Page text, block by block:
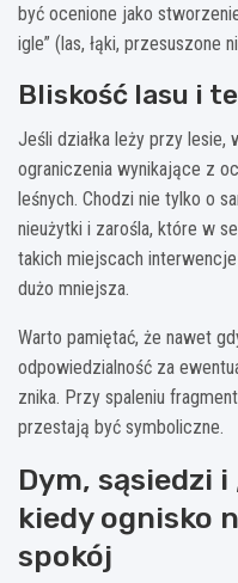
być ocenione jako
igle” (las, łąki, przesuszone
Bliskość lasu i
Jeśli działka leży przy
ograniczenia wynikające z
leśnych. Chodzi nie tylko o
nieużytki i zarośla, które w
takich miejscach
dużo mniejsza.
Warto pamiętać, że nawet
odpowiedzialność za
znika. Przy spaleniu
przestają być symboliczne.
Dym, sąsiedzi
kiedy ognisko
spokój